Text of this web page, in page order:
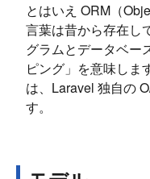
とはいえ ORM（
言葉は昔から存在し
グラムとデータベー
ピング」を意味しま
は、Laravel 独自の
す。